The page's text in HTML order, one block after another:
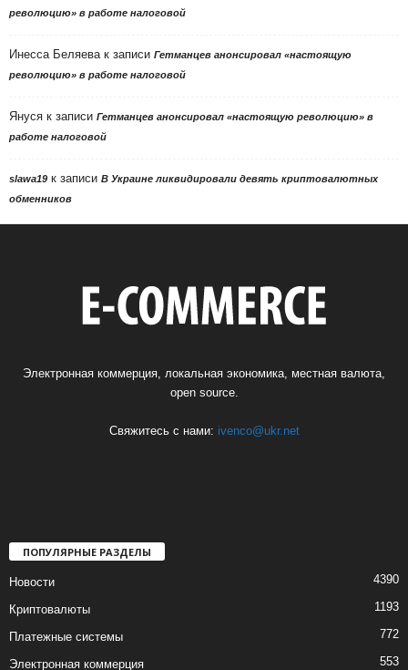
революцию» в работе налоговой
Инесса Беляева к записи Гетманцев анонсировал «настоящую
революцию» в работе налоговой
Януся к записи Гетманцев анонсировал «настоящую революцию» в
работе налоговой
slawa19 к записи В Украине ликвидировали девять криптовалютных
обменников
Электронная коммерция, локальная экономика, местная валюта,
open source.
Свяжитесь с нами: ivenco@ukr.net
ПОПУЛЯРНЫЕ РАЗДЕЛЫ
Новости 4390
Криптовалюты 1193
Платежные системы 772
Электронная коммерция 553